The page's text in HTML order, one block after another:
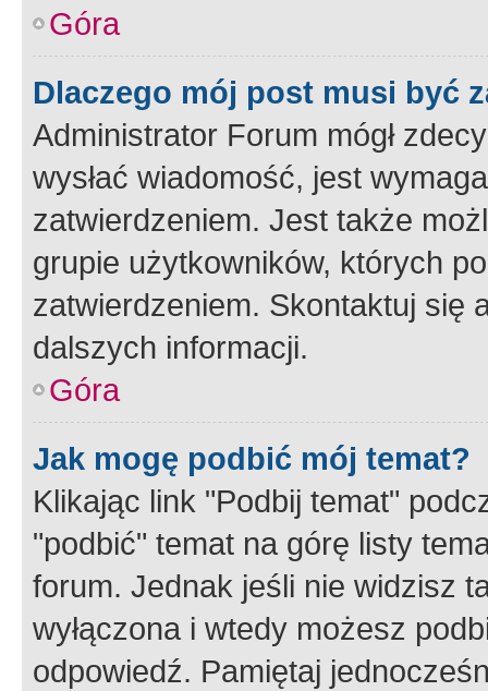
Góra
Dlaczego mój post musi być
Administrator Forum mógł
wysłać wiadomość, jest
zatwierdzeniem. Jest także
grupie użytkowników, których
zatwierdzeniem. Skontaktuj się
dalszych informacji.
Góra
Jak mogę podbić mój temat?
Klikając link "Podbij temat"
"podbić" temat na górę listy
forum. Jednak jeśli nie widzisz
wyłączona i wtedy możesz
odpowiedź. Pamiętaj